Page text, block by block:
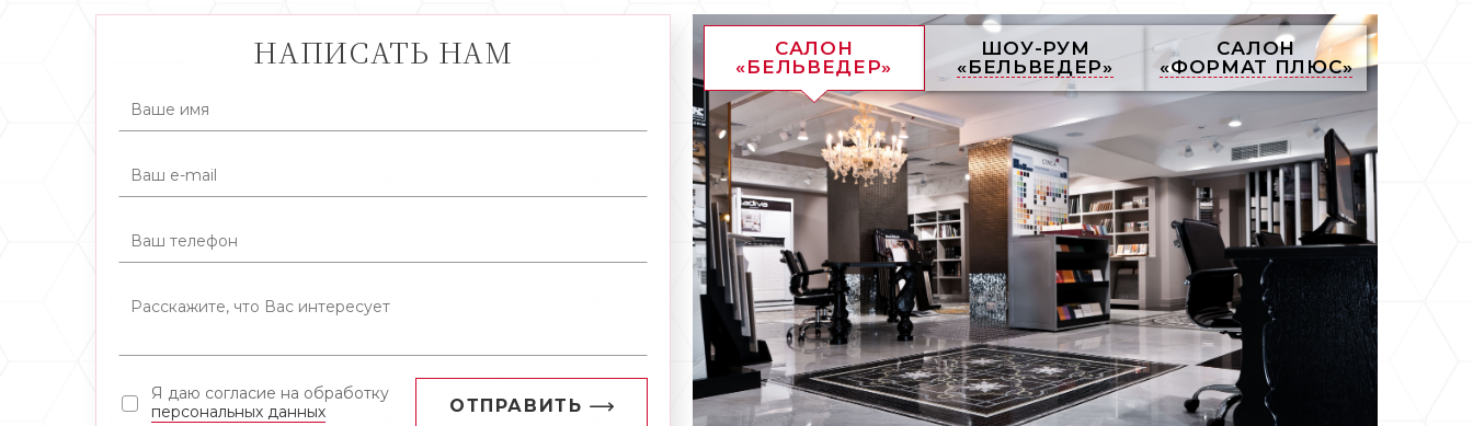
НАПИСАТЬ НАМ
Я даю согласие на обработку
персональных данных
ОТПРАВИТЬ
САЛОН
«БЕЛЬВЕДЕР»
ШОУ-РУМ
«БЕЛЬВЕДЕР»
САЛОН
«ФОРМАТ ПЛЮС»